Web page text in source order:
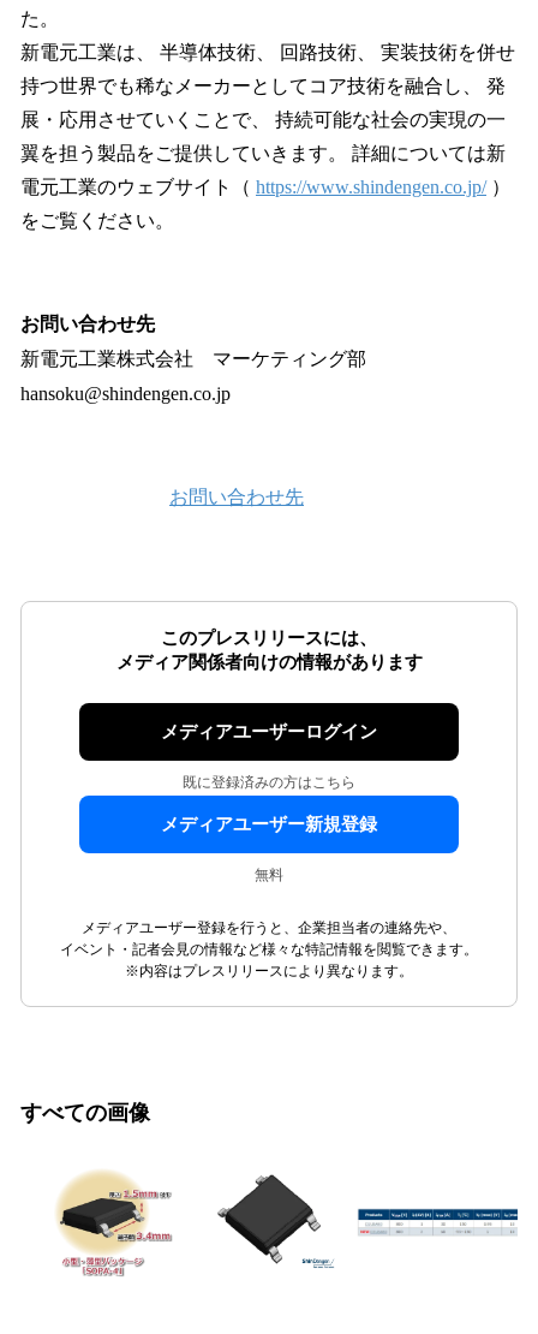
た。
新電元工業は、 半導体技術、 回路技術、 実装技術を併せ
持つ世界でも稀なメーカーとしてコア技術を融合し、 発
展・応用させていくことで、 持続可能な社会の実現の一
翼を担う製品をご提供していきます。 詳細については新
電元工業のウェブサイト（ https://www.shindengen.co.jp/）
をご覧ください。
お問い合わせ先
新電元工業株式会社 マーケティング部
hansoku@shindengen.co.jp
お問い合わせ先
このプレスリリースには、
メディア関係者向けの情報があります
メディアユーザーログイン
既に登録済みの方はこちら
メディアユーザー新規登録
無料
メディアユーザー登録を行うと、企業担当者の連絡先や、
イベント・記者会見の情報など様々な特記情報を閲覧できます。
※内容はプレスリリースにより異なります。
すべての画像